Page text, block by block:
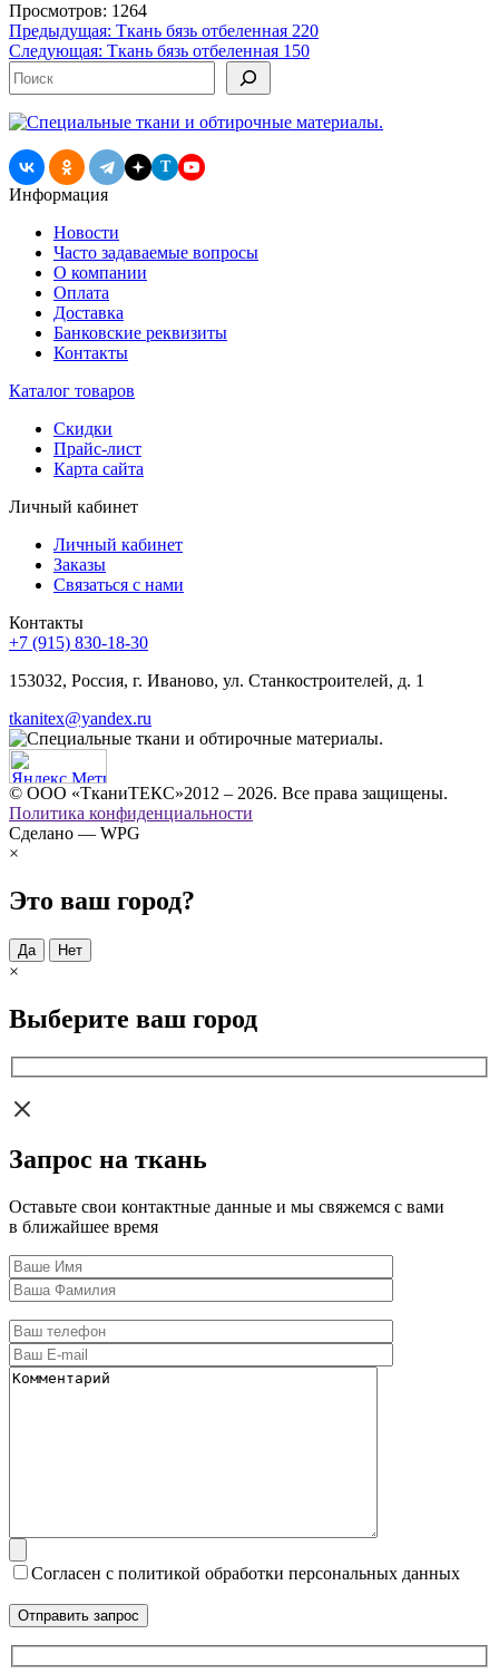
Просмотров: 1264
Навигация
по
записям
Предыдущая: Ткань бязь отбеленная 220
Следующая: Ткань бязь отбеленная 150
Поиск
T
Информация
Новости
Часто задаваемые вопросы
О компании
Оплата
Доставка
Банковские реквизиты
Контакты
Каталог товаров
Скидки
Прайс-лист
Карта сайта
Личный кабинет
Личный кабинет
Заказы
Связаться с нами
Контакты
+7 (915) 830-18-30
153032, Россия, г. Иваново, ул. Станкостроителей, д. 1
tkanitex@yandex.ru
© ООО «ТканиТЕКС»2012 – 2026. Все права защищены.
Политика конфиденциальности
Сделано — WPG
×
Это ваш город?
Да Нет
×
Выберите ваш город
Запрос на ткань
Оставьте свои контактные данные и мы свяжемся с вами
в ближайшее время
Согласен с политикой обработки персональных данных